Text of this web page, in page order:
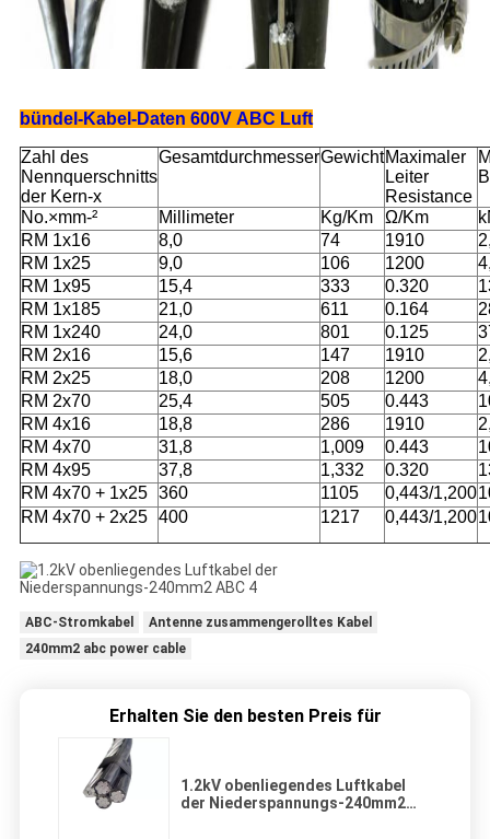
bündel-Kabel-Daten 600V ABC Luft
Zahl des
Nennquerschnitts
der Kern-x
GesamtdurchmesserGewichtMaximaler
Leiter
Resistance
No.×mm-² Millimeter Kg/Km Ω/Km
RM 1x16
8,0 74 1910
RM 1x25
9,0 106 1200
RM 1x95
15,4 333 0.320
RM 1x185
21,0 611 0.164
RM 1x240
24,0 801 0.125
RM 2x16
15,6 147 1910
RM 2x25
18,0 208 1200
RM 2x70
25,4 505 0.443
RM 4x16
18,8 286 1910
RM 4x70
31,8 1,009 0.443
RM 4x95
37,8 1,332 0.320
RM 4x70 + 1x25 360 1105 0,443/1,200
RM 4x70 + 2x25 400 1217 0,443/1,200
ABC-Stromkabel
Antenne zusammengerolltes Kabel
240mm2 abc power cable
Erhalten Sie den besten Preis für
1.2kV obenliegendes Luftkabel
der Niederspannungs-240mm2